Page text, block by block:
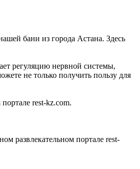
бани из города Астана. Здесь
регуляцию нервной системы,
не только получить пользу для
rest-kz.com.
развлекательном портале rest-